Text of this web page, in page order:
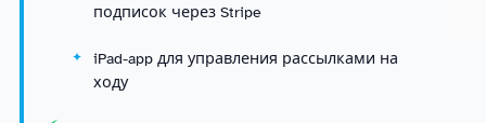
подписок через Stripe
iPad-app для управления рассылками на
ходу